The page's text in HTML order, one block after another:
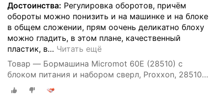
Достоинства: Регулировка оборотов, причём
обороты можно понизить и на машинке и на блоке
в общем сложении, прям оочень деликатно блоху
можно гладить, в этом плане, качественный
пластик, в… Читать ещё
Товар — Бормашина Micromot 60E (28510) с
блоком питания и набором сверл, Proxxon, 28510
nw